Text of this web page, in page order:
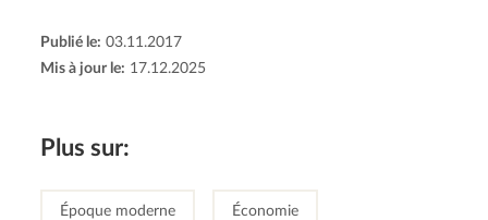
Publié le: 03.11.2017
Mis à jour le: 17.12.2025
Plus sur:
Époque moderne Économie